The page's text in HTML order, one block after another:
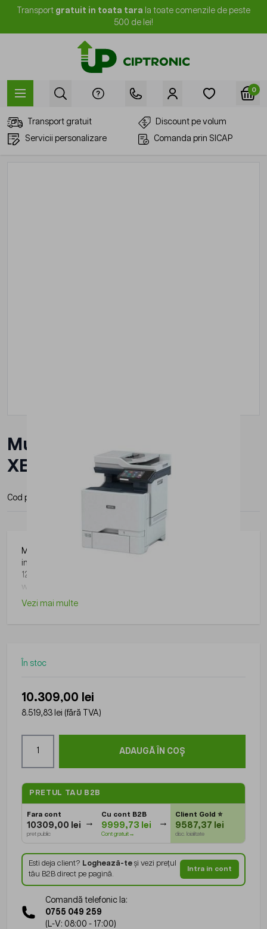
Mergi la Conținut
Transport gratuit in toata tara la toate comenzile de peste
500 de lei!
0
Transport gratuit
Discount pe volum
Servicii personalizare
Comanda prin SICAP
Multifunctional Laser Color
XEROX C625V_DN
Cod produs:
Multifunctional laser color Xerox C625V_DN, A4,
imprimare/copiere/scanare/fax, viteza: 52 ppm, rezolutie:
1200x1200 dpi, memorie: 4 GB, duplex automat, ethernet,
wi-fi optional
Vezi mai multe
În stoc
10.309,00 lei
8.519,83 lei (fără TVA)
ADAUGĂ ÎN COȘ
PRETUL TAU B2B
Fara cont
10309,00 lei
pret public
Cu cont B2B
9999,73 lei
Cont gratuit→
Client Gold⭐
9587,37 lei
disc. loialitate
Esti deja client? Loghează-teși vezi prețul
tău B2B direct pe pagină.
Intra in cont
Comandă telefonic la:
0755 049 259
(L-V: 08:00 - 17:00)